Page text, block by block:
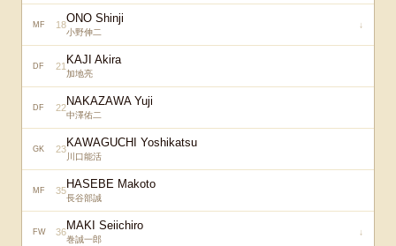
MF 18ONO Shinji
小野伸二
↓
DF 21 KAJI Akira
加地亮
DF 22NAKAZAWA Yuji
中澤佑二
GK 23KAWAGUCHI Yoshikatsu
川口能活
MF 35HASEBE Makoto
長谷部誠
FW 36MAKI Seiichiro
巻誠一郎
↓